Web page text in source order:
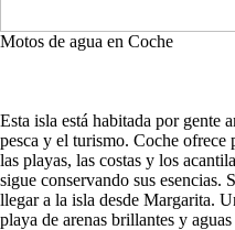
Motos de agua en Coche
Esta isla está habitada por gente
pesca y el turismo. Coche ofrece
las playas, las costas y los
sigue conservando sus esencias.
llegar a la isla desde Margarita.
playa de arenas brillantes y